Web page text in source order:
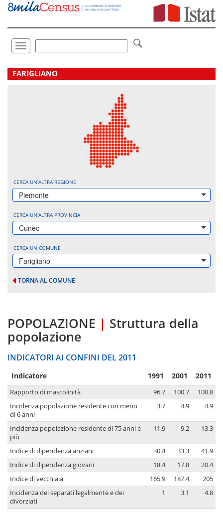
Vai
direttamente
Toggle
navigation
.
FARIGLIANO
CERCA UN'ALTRA REGIONE
Piemonte
CERCA UN'ALTRA PROVINCIA
Cuneo
CERCA UN COMUNE
Farigliano
TORNA AL COMUNE
POPOLAZIONE | Struttura della
popolazione
INDICATORI AI CONFINI DEL 2011
Indicatore 1991 2001 2011
Rapporto di mascolinità 96.7 100.7
100.8
Incidenza popolazione residente con meno
di 6 anni
3.7 4.9 4.9
Incidenza popolazione residente di 75 anni e
più
11.9 9.2 13.3
Indice di dipendenza anziani 30.4 33.3
41.9
Indice di dipendenza giovani
18.4 17.8
20.4
Indice di vecchiaia
165.9 187.4
205
Incidenza dei separati legalmente e dei
divorziati
1 3.1 4.8